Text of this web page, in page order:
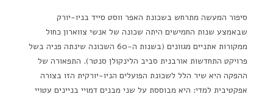
סיפור המעשה מתרחש בשכונת האפר ווסט סייד בניו-יורק
שבאמצע שנות החמישים היתה שכונה של אנשי צווארון כחול
ממקורות אתניים מגוונים (בשנות ה-60 השכונה שינתה פניה בשל
פרויקט התחדשות אורבנית סביב הלינקולן סנטר). התפאורה של
ההפקה היא שיר הלל לשכונת הפועלים הניו-יורקית הזו בצורה
אפקטיבית למדי: היא מבוססת על שני מבנים דמויי בניינים עטויי